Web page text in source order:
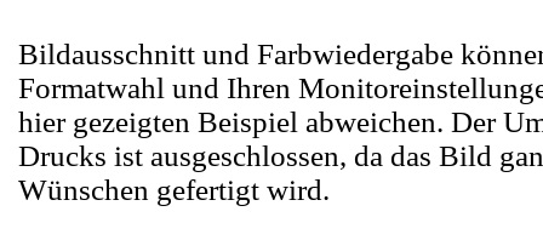
Bildausschnitt und Farbwiedergabe
Formatwahl und Ihren
hier gezeigten Beispiel abweichen. Der
Drucks ist ausgeschlossen, da das Bild
Wünschen gefertigt wird.